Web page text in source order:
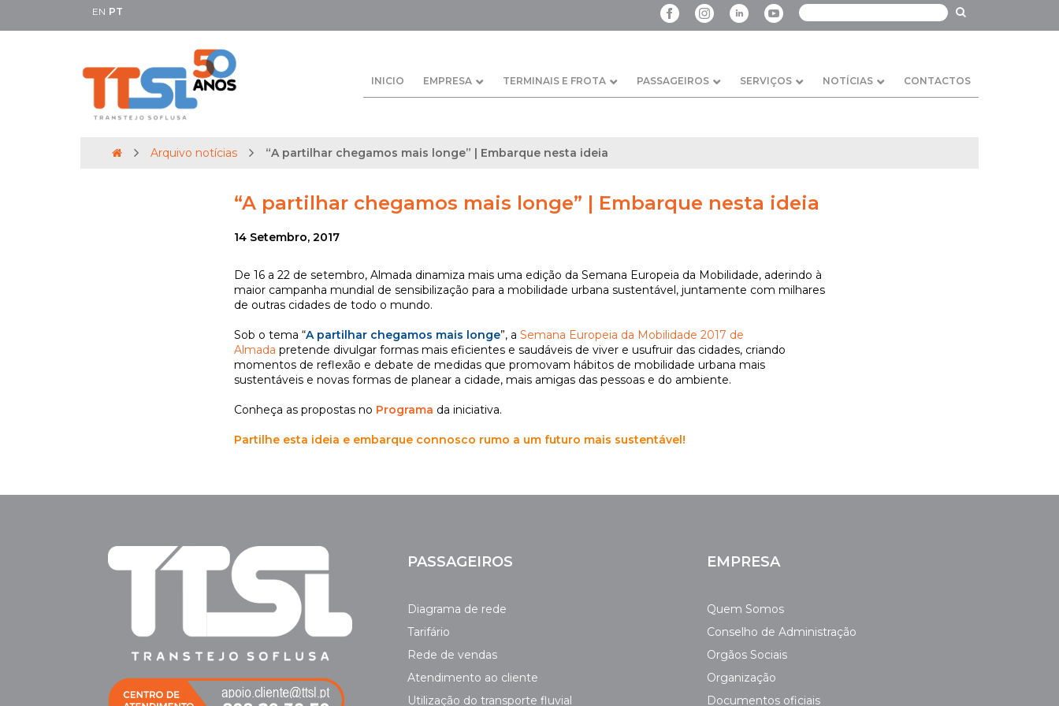
EN PT
INICIO EMPRESA TERMINAIS E FROTA PASSAGEIROS SERVIÇOS NOTÍCIAS CONTACTOS
Arquivo notícias “A partilhar chegamos mais longe” | Embarque nesta ideia
“A partilhar chegamos mais longe” | Embarque nesta ideia
14 Setembro, 2017
De 16 a 22 de setembro, Almada dinamiza mais uma edição da Semana Europeia da Mobilidade, aderindo à
maior campanha mundial de sensibilização para a mobilidade urbana sustentável, juntamente com milhares
de outras cidades de todo o mundo.
Sob o tema “A partilhar chegamos mais longe”, a Semana Europeia da Mobilidade 2017 de
Almada pretende divulgar formas mais eficientes e saudáveis de viver e usufruir das cidades, criando
momentos de reflexão e debate de medidas que promovam hábitos de mobilidade urbana mais
sustentáveis e novas formas de planear a cidade, mais amigas das pessoas e do ambiente.
Conheça as propostas no Programa da iniciativa.
Partilhe esta ideia e embarque connosco rumo a um futuro mais sustentável!
PASSAGEIROS
Diagrama de rede
Tarifário
Rede de vendas
Atendimento ao cliente
Utilização do transporte fluvial
EMPRESA
Quem Somos
Conselho de Administração
Orgãos Sociais
Organização
Documentos oficiais